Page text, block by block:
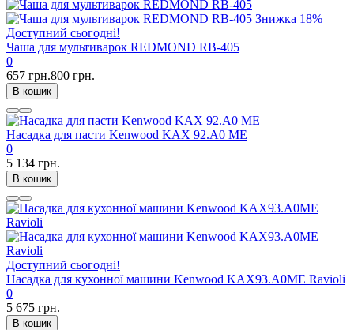
Знижка 18%
Доступний сьогодні!
Чаша для мультиварок REDMOND RB-405
0
657 грн.800 грн.
В кошик
Насадка для пасти Kenwood KAX 92.A0 ME
0
5 134 грн.
В кошик
Доступний сьогодні!
Насадка для кухонної машини Kenwood KAX93.A0ME Ravioli
0
5 675 грн.
В кошик